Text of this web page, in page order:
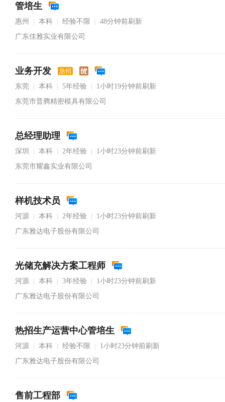
管培生
惠州 本科 经验不限
48分钟前刷新
广东佳雅实业有限公司
业务开发 急招
东莞 本科 5年经验
1小时19分钟前刷新
东莞市晋腾精密模具有限公司
总经理助理
深圳 本科 2年经验
1小时23分钟前刷新
东莞市耀鑫实业有限公司
样机技术员
河源 本科 2年经验
1小时23分钟前刷新
广东雅达电子股份有限公司
光储充解决方案工程师
河源 本科 3年经验
1小时23分钟前刷新
广东雅达电子股份有限公司
热招生产运营中心管培生
河源 本科 经验不限
1小时23分钟前刷新
广东雅达电子股份有限公司
售前工程部